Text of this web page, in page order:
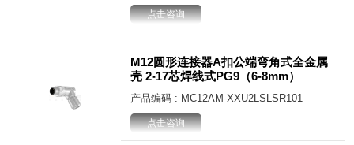
点击咨询
M12圆形连接器A扣公端弯角式全金属
壳 2-17芯焊线式PG9（6-8mm）
产品编码 : MC12AM-XXU2LSLSR101
点击咨询